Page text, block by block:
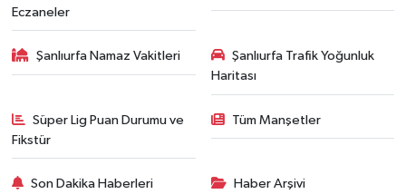
Eczaneler
Şanlıurfa Namaz Vakitleri
Şanlıurfa Trafik Yoğunluk
Haritası
Süper Lig Puan Durumu ve
Fikstür
Tüm Manşetler
Son Dakika Haberleri Haber Arşivi